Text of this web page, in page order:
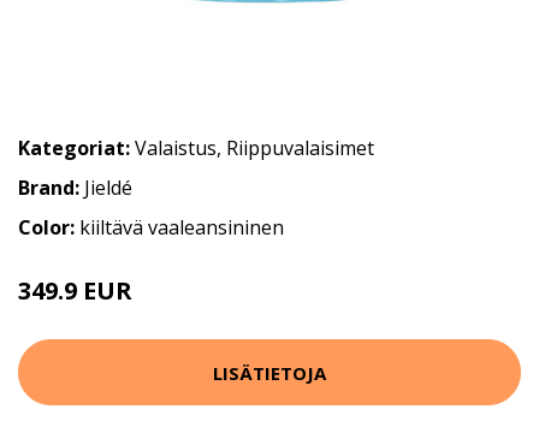
Kategoriat:Valaistus, Riippuvalaisimet
Brand: Jieldé
Color: kiiltävä vaaleansininen
349.9 EUR
LISÄTIETOJA